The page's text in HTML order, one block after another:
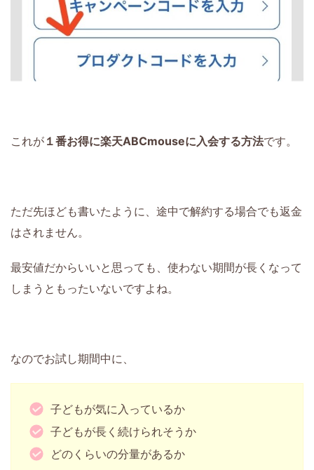
これが １番お得に楽天ABCmouseに入会する方法です。
ただ先ほども書いたように、途中で解約する場合でも返金
はされません。
最安値だからいいと思っても、使わない期間が長くなって
しまうともったいないですよね。
なのでお試し期間中に、
子どもが気に入っているか
子どもが長く続けられそうか
どのくらいの分量があるか